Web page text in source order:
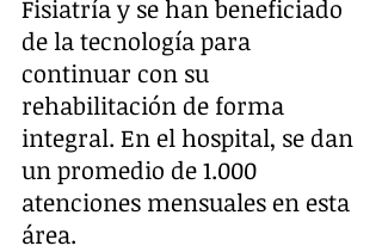
Fisiatría y se han beneficiado
de la tecnología para
continuar con su
rehabilitación de forma
integral. En el hospital, se dan
un promedio de 1.000
atenciones mensuales en esta
área.